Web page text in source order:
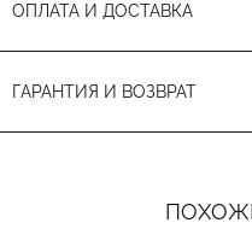
ОПЛАТА И ДОСТАВКА
ГАРАНТИЯ И ВОЗВРАТ